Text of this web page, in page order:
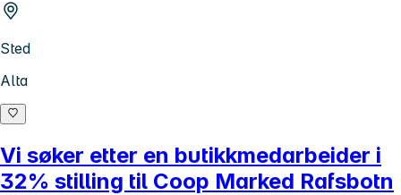
Sted
Alta
Vi søker etter en butikkmedarbeider i
32% stilling til Coop Marked Rafsbotn